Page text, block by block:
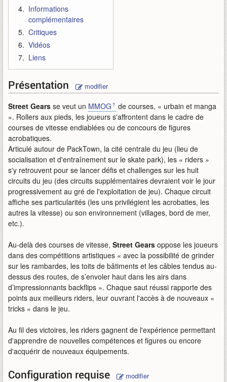
Informations
complémentaires
Critiques
Vidéos
Liens
Présentation modifier
Street Gears se veut un MMOG
de courses, « urbain et manga
». Rollers aux pieds, les joueurs s'affrontent dans le cadre de
courses de vitesse endiablées ou de concours de figures
acrobatiques.
Articulé autour de PackTown, la cité centrale du jeu (lieu de
socialisation et d'entraînement sur le skate park), les « riders »
s'y retrouvent pour se lancer défis et challenges sur les huit
circuits du jeu (des circuits supplémentaires devraient voir le jour
progressivement au gré de l'exploitation de jeu). Chaque circuit
affiche ses particularités (les uns privilégient les acrobaties, les
autres la vitesse) ou son environnement (villages, bord de mer,
etc.).
Au-delà des courses de vitesse, Street Gears oppose les joueurs
dans des compétitions artistiques « avec la possibilité de grinder
sur les rambardes, les toits de bâtiments et les câbles tendus au-
dessus des routes, de s’envoler haut dans les airs dans
d’impressionnants backflips ». Chaque saut réussi rapporte des
points aux meilleurs riders, leur ouvrant l'accès à de nouveaux «
tricks » dans le jeu.
Au fil des victoires, les riders gagnent de l'expérience permettant
d'apprendre de nouvelles compétences et figures ou encore
d'acquérir de nouveaux équipements.
Configuration requise modifier